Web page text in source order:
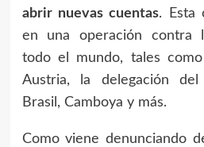
abrir nuevas cuentas. Esta
en una operación contra
todo el mundo, tales
Austria, la delegación
Brasil, Camboya y más.
Como viene denunciando